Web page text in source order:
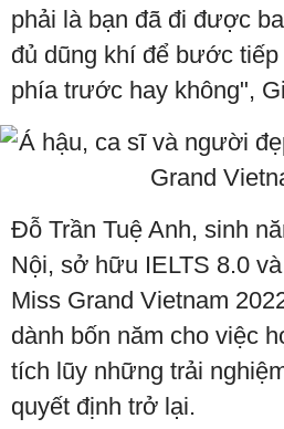
phải là bạn đã đi được
đủ dũng khí để bước
phía trước hay không",
Đỗ Trần Tuệ Anh, sinh
Nội, sở hữu IELTS 8.0
Miss Grand Vietnam
dành bốn năm cho việc
tích lũy những trải
quyết định trở lại.